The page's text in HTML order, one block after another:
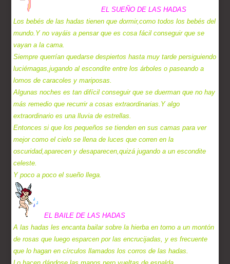
EL SUEÑO DE LAS HADAS
Los bebés de las hadas tienen que dormir,como todos los bebés del
mundo.Y no vayáis a pensar que es cosa fácil conseguir que se
vayan a la cama.
Siempre querrían quedarse despiertos hasta muy tarde persiguiendo
luciérnagas,jugando al escondite entre los árboles o paseando a
lomos de caracoles y mariposas.
Algunas noches es tan difícil conseguir que se duerman que no hay
más remedio que recurrir a cosas extraordinarias.Y algo
extraordinario es una lluvia de estrellas.
Entonces si que los pequeños se tienden en sus camas para ver
mejor como el cielo se llena de luces que corren en la
oscuridad,aparecen y desaparecen,quizá jugando a un escondite
celeste.
Y poco a poco el sueño llega.
EL BAILE DE LAS HADAS
A las hadas les encanta bailar sobre la hierba en torno a un montón
de rosas que luego esparcen por las encrucijadas, y es frecuente
que lo hagan en círculos llamados los corros de las hadas.